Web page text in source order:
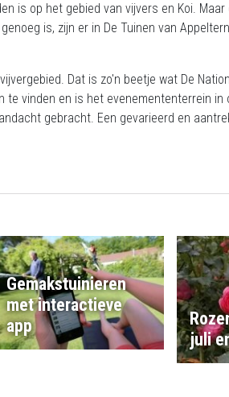
is op het gebied van vijvers en Koi.
is, zijn er in De Tuinen van
Dat is zo'n beetje wat De
te vinden en is het evenemententerrein
gebracht. Een gevarieerd en
Gemakstuinieren
met interactieve
app
juli